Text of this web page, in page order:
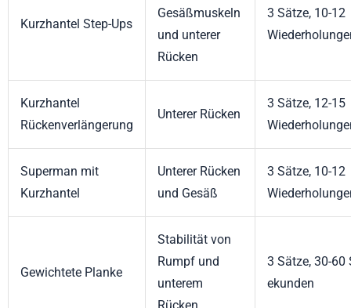
Kurzhantel Step-Ups
Gesäßmuskeln
und unterer
Rücken
3 Sätze, 10-12
Kurzhantel
Rückenverlängerung
Unterer Rücken
3 Sätze, 12-15
Superman mit
Kurzhantel
Unterer Rücken
und Gesäß
3 Sätze, 10-12
Gewichtete Planke
Stabilität von
Rumpf und
unterem
3 Sätze, 30-60
ekunden